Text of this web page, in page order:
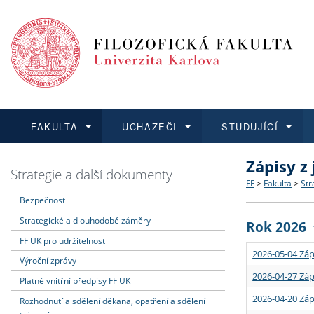
FAKULTA
Dozvědět se více
Struktura
Strategie
Podpora
UCHAZEČI
Podat přihlášku
Co
Učitelské
STUDUJÍCÍ
Dozvědět se více
Rigorózní
Dozvědět se více
O vědě a
Granty a
Dozvědět se více
Aktuální
Strategie a další dokumenty
Bezpečnost
Strategické a dlouhodobé záměry
FF UK pro udržitelnost
Výroční zprávy
Platné vnitřní předpisy FF UK
Rozhodnutí a sdělení děkana, opatření a sdělení
Zápisy
FF > Fakulta >
Rok 2026
2026-05-04
2026-04-27
2026-04-20